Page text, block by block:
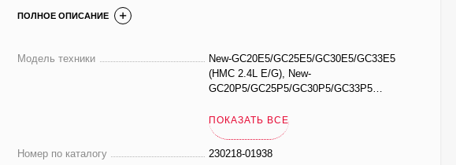
ПОЛНОЕ ОПИСАНИЕ
Модель техники
New-GC20E5/GC25E5/GC30E5/GC33E5
(HMC 2.4L E/G), New-
GC20P5/GC25P5/GC30P5/GC33P5
B20S7/B25S7/B30S7/B32S7/B35S7/B20
SE7/B25SE7, NEW-
BC20S7/BC25S7/BC25SE7/BC30S7/BC3
ПОКАЗАТЬ ВСЕ
Номер по каталогу
230218-01938